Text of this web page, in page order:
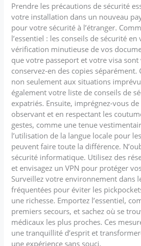
Prendre les précautions de sécurité
votre installation dans un nouveau
pour votre sécurité à l’étranger.
l’essentiel : les conseils de sécurité
vérification minutieuse de vos
que votre passeport et votre visa sont
conservez-en des copies séparément.
non seulement aux situations
également votre liste de conseils de
expatriés. Ensuite, imprégnez-vous
observant et en respectant les
gestes, comme une tenue
l’utilisation de la langue locale pour
peuvent faire toute la différence.
sécurité informatique. Utilisez des
et envisagez un VPN pour protéger
Surveillez votre environnement dans
fréquentées pour éviter les
une richesse. Emportez l’essentiel,
premiers secours, et sachez où se
médicaux les plus proches. Ces
une tranquillité d’esprit et
une expérience sans souci.